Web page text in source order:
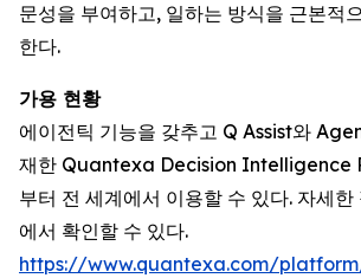
문성을 부여하고, 일하는 방식을 근본적
한다.
가용 현황
에이전틱 기능을 갖추고 Q Assist와
재한 Quantexa Decision Intelligence
부터 전 세계에서 이용할 수 있다. 자세
에서 확인할 수 있다.
https://www.quantexa.com/